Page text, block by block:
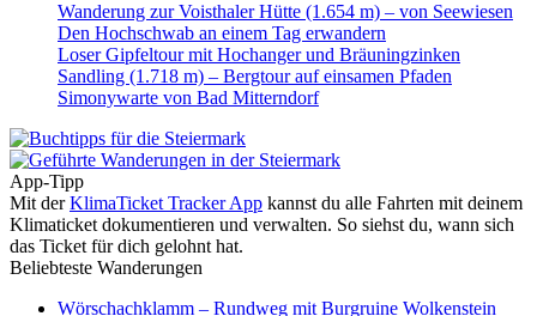
Wanderung zur Voisthaler Hütte (1.654 m) – von Seewiesen
Den Hochschwab an einem Tag erwandern
Loser Gipfeltour mit Hochanger und Bräuningzinken
Sandling (1.718 m) – Bergtour auf einsamen Pfaden
Simonywarte von Bad Mitterndorf
App-Tipp
Mit derKlimaTicket Tracker App kannst du alle Fahrten mit deinem
Klimaticket dokumentieren und verwalten. So siehst du, wann sich
das Ticket für dich gelohnt hat.
Beliebteste Wanderungen
Wörschachklamm – Rundweg mit Burgruine Wolkenstein